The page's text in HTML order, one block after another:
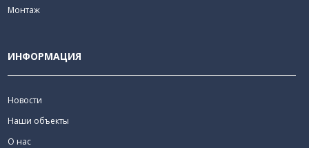
Монтаж
ИНФОРМАЦИЯ
Новости
Наши объекты
О нас